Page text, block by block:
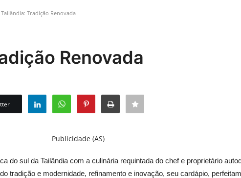
Tailândia: Tradição Renovada
Renovada
Publicidade (AS)
do sul da Tailândia com a culinária requintada do chef e proprietário
tradição e modernidade, refinamento e inovação, seu cardápio,